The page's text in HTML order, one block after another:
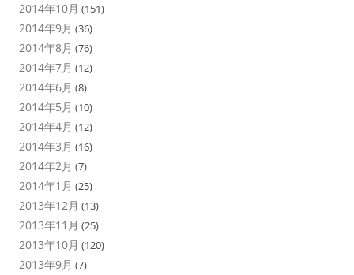
2014年10月 (151)
2014年9月 (36)
2014年8月 (76)
2014年7月 (12)
2014年6月 (8)
2014年5月 (10)
2014年4月 (12)
2014年3月 (16)
2014年2月 (7)
2014年1月 (25)
2013年12月 (13)
2013年11月 (25)
2013年10月 (120)
2013年9月 (7)